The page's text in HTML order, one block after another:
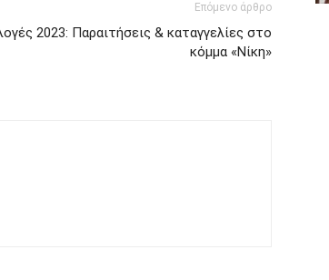
Επόμενο άρθρο
2023: Παραιτήσεις & καταγγελίες στο
κόμμα «Νίκη»